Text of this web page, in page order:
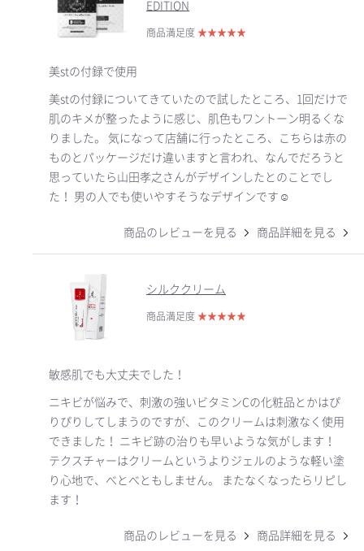
EDITION
商品満足度 ★★★★★
美stの付録で使用
美stの付録についてきていたので試したところ、1回だけで
肌のキメが整ったように感じ、肌色もワントーン明るくな
りました。 気になって店舗に行ったところ、こちらは赤の
ものとパッケージだけ違いますと言われ、なんでだろうと
思っていたら山田孝之さんがデザインしたとのことでし
た！ 男の人でも使いやすそうなデザインです☺️
商品のレビューを見る 商品詳細を見る
シルククリーム
商品満足度 ★★★★★
敏感肌でも大丈夫でした！
ニキビが悩みで、刺激の強いビタミンCの化粧品とかはぴ
りぴりしてしまうのですが、このクリームは刺激なく使用
できました！ ニキビ跡の治りも早いような気がします！
テクスチャーはクリームというよりジェルのような軽い塗
り心地で、べとべともしません。 またなくなったらリピし
ます！
商品のレビューを見る 商品詳細を見る